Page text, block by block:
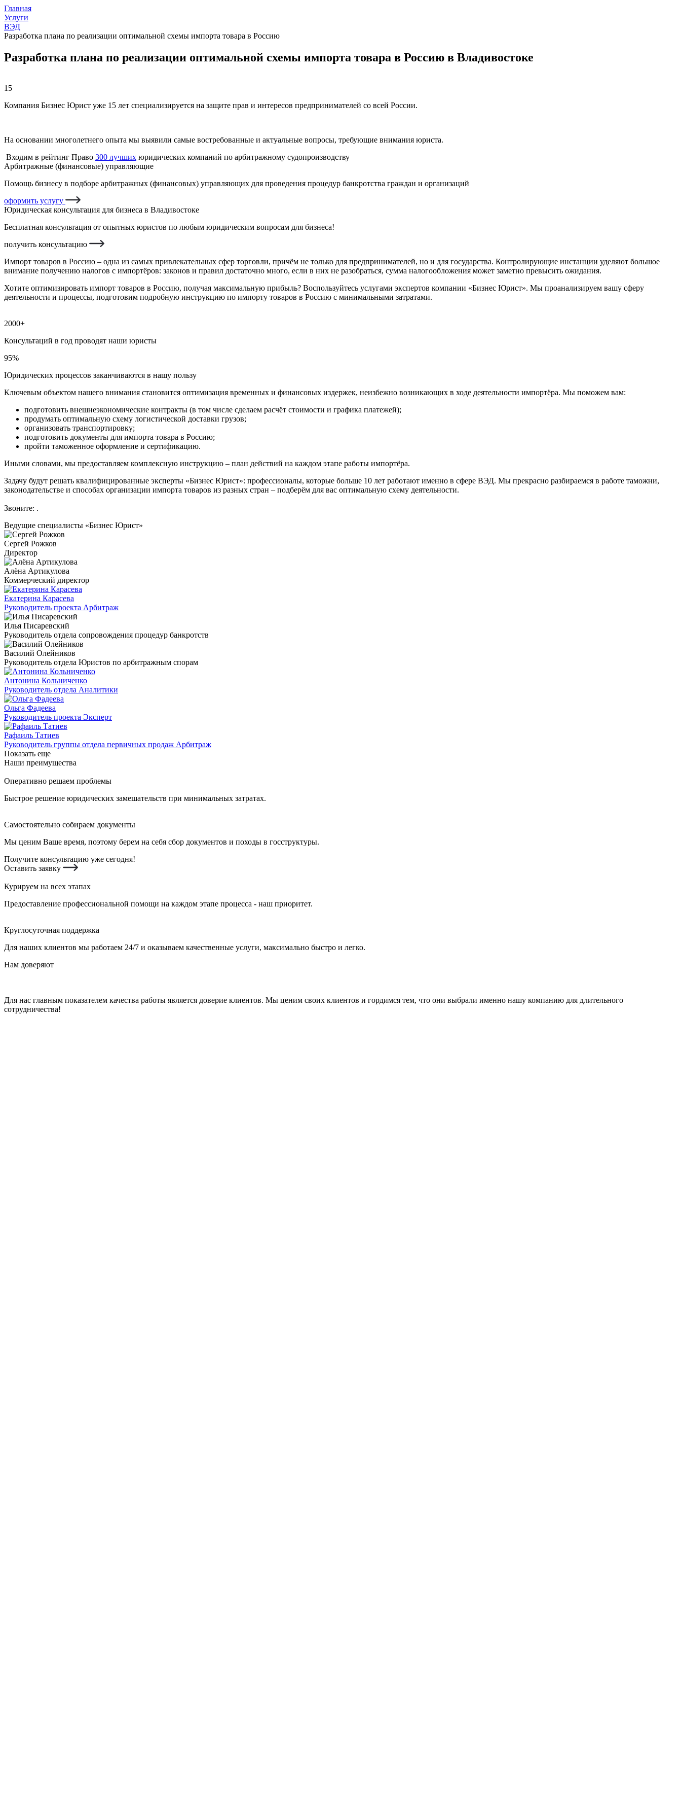
Главная
Услуги
ВЭД
Разработка плана по реализации оптимальной схемы импорта товара в Россию
Разработка плана по реализации оптимальной схемы импорта товара в Россию в Владивостоке
15
Компания Бизнес Юрист уже 15 лет специализируется на защите прав и интересов предпринимателей со всей России.
На основании многолетнего опыта мы выявили самые востребованные и актуальные вопросы, требующие внимания юриста.
Входим в рейтинг Право 300 лучших юридических компаний по арбитражному судопроизводству
Арбитражные (финансовые) управляющие
Помощь бизнесу в подборе арбитражных (финансовых) управляющих для проведения процедур банкротства граждан и организаций
оформить услугу
Юридическая консультация для бизнеса в Владивостоке
Бесплатная консультация от опытных юристов по любым юридическим вопросам для бизнеса!
получить консультацию
Импорт товаров в Россию – одна из самых привлекательных сфер торговли, причём не только для предпринимателей, но и для государства. Контролирующие инстанции уделяют большое
внимание получению налогов с импортёров: законов и правил достаточно много, если в них не разобраться, сумма налогообложения может заметно превысить ожидания.
Хотите оптимизировать импорт товаров в Россию, получая максимальную прибыль? Воспользуйтесь услугами экспертов компании «Бизнес Юрист». Мы проанализируем вашу сферу
деятельности и процессы, подготовим подробную инструкцию по импорту товаров в Россию с минимальными затратами.
2000+
Консультаций в год проводят наши юристы
95%
Юридических процессов заканчиваются в нашу пользу
Ключевым объектом нашего внимания становится оптимизация временных и финансовых издержек, неизбежно возникающих в ходе деятельности импортёра. Мы поможем вам:
подготовить внешнеэкономические контракты (в том числе сделаем расчёт стоимости и графика платежей);
продумать оптимальную схему логистической доставки грузов;
организовать транспортировку;
подготовить документы для импорта товара в Россию;
пройти таможенное оформление и сертификацию.
Иными словами, мы предоставляем комплексную инструкцию – план действий на каждом этапе работы импортёра.
Задачу будут решать квалифицированные эксперты «Бизнес Юрист»: профессионалы, которые больше 10 лет работают именно в сфере ВЭД. Мы прекрасно разбираемся в работе таможни,
законодательстве и способах организации импорта товаров из разных стран – подберём для вас оптимальную схему деятельности.
Звоните: .
Ведущие специалисты «Бизнес Юрист»
Сергей Рожков
Директор
Алёна Артикулова
Коммерческий директор
Екатерина Карасева
Руководитель проекта Арбитраж
Илья Писаревский
Руководитель отдела сопровождения процедур банкротств
Василий Олейников
Руководитель отдела Юристов по арбитражным спорам
Антонина Кольниченко
Руководитель отдела Аналитики
Ольга Фадеева
Руководитель проекта Эксперт
Рафаиль Татиев
Руководитель группы отдела первичных продаж Арбитраж
Показать еще
Наши преимущества
Оперативно решаем проблемы
Быстрое решение юридических замешательств при минимальных затратах.
Самостоятельно собираем документы
Мы ценим Ваше время, поэтому берем на себя сбор документов и походы в госструктуры.
Получите консультацию уже сегодня!
Оставить заявку
Курируем на всех этапах
Предоставление профессиональной помощи на каждом этапе процесса - наш приоритет.
Круглосуточная поддержка
Для наших клиентов мы работаем 24/7 и оказываем качественные услуги, максимально быстро и легко.
Нам доверяют
Для нас главным показателем качества работы является доверие клиентов. Мы ценим своих клиентов и гордимся тем, что они выбрали именно нашу компанию для длительного
сотрудничества!